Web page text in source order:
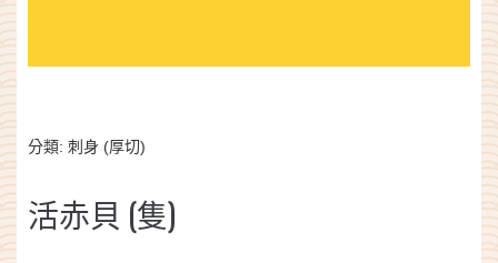
分類: 刺身 (厚切)
活赤貝 (隻)